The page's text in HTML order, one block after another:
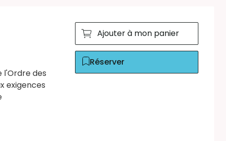
l'Ordre des
exigences
Ajouter à mon panier
Réserver